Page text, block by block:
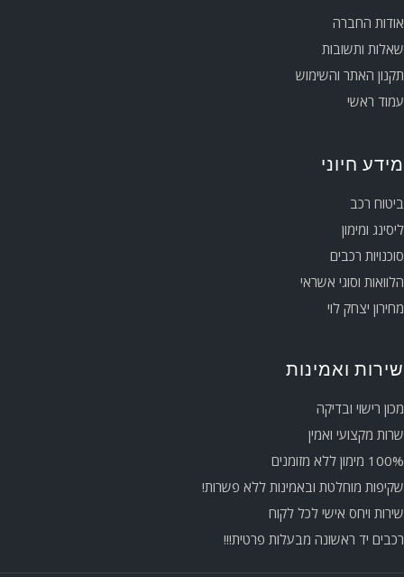
אודות החברה
שאלות ותשובות
תקנון האתר והשימוש
עמוד ראשי
מידע חיוני
ביטוח רכב
ליסינג ומימון
סוכנויות רכבים
הלוואות וסוגי אשראי
מחירון יצחק לוי
שירות ואמינות
מכון רישוי ובדיקה
שרות מקצועי ואמין
100% מימון ללא מזומנים
שקיפות מוחלטת ובאמינות ללא פשרות!
שירות ויחס אישי לכל לקוח
רכבים יד ראשונה מבעלות פרטית!!!